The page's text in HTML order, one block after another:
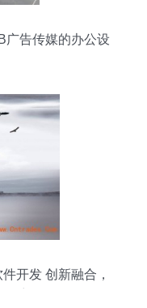
广告传媒的办公设
开发 创新融合，